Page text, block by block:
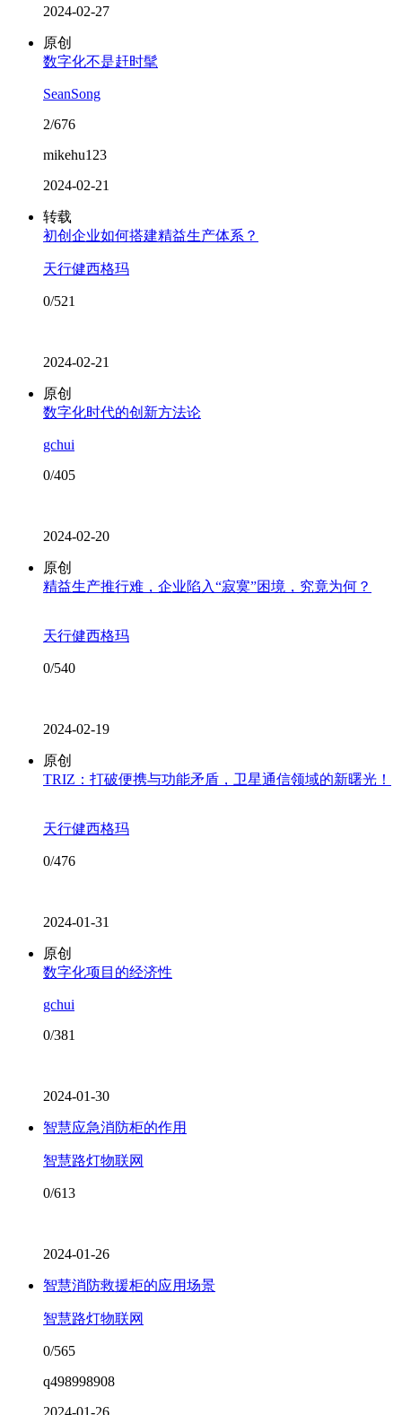
2024-02-27
原创
数字化不是赶时髦
SeanSong
2/676
mikehu123
2024-02-21
转载
初创企业如何搭建精益生产体系？
天行健西格玛
0/521
2024-02-21
原创
数字化时代的创新方法论
gchui
0/405
2024-02-20
原创
精益生产推行难，企业陷入“寂寞”困境，究竟为何？
天行健西格玛
0/540
2024-02-19
原创
TRIZ：打破便携与功能矛盾，卫星通信领域的新曙光！
天行健西格玛
0/476
2024-01-31
原创
数字化项目的经济性
gchui
0/381
2024-01-30
智慧应急消防柜的作用
智慧路灯物联网
0/613
2024-01-26
智慧消防救援柜的应用场景
智慧路灯物联网
0/565
q498998908
2024-01-26